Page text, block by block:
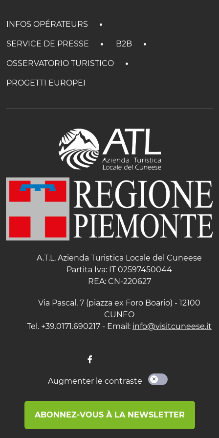
INFOS OPÉRATEURS
SERVICE DE PRESSE B2B
OSSERVATORIO TURISTICO
PROGETTI EUROPEI
A.T.L. Azienda Turistica Locale del Cuneese
Partita Iva: IT 02597450044
REA: CN-220627
Via Pascal, 7 (piazza ex Foro Boario) - 12100
CUNEO
Tel. +39.0171.690217 - Email: info@visitcuneese.it
Augmenter le contraste
ABONNEZ-VOUS À LA NEWSLETTER